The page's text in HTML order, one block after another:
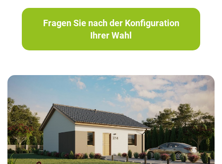
Fragen Sie nach der Konfiguration
Ihrer Wahl